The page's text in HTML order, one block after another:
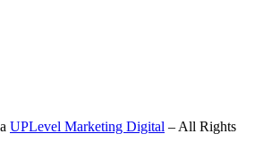
UPLevel Marketing Digital – All Rights